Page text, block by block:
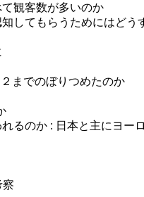
観客数が多いのか
してもらうためにはどう
までのぼりつめたのか
るのか : 日本と主にヨー
察